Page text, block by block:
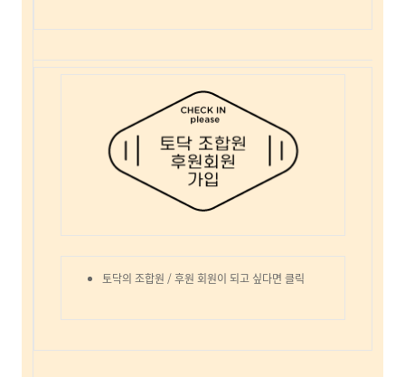
토닥의 조합원 / 후원 회원이 되고 싶다면 클릭